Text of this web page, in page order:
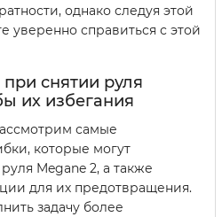
однако следуя этой
уверенно справиться с этой
снятии руля
их избегания
самые
которые могут
Megane 2, а также
для их предотвращения.
задачу более